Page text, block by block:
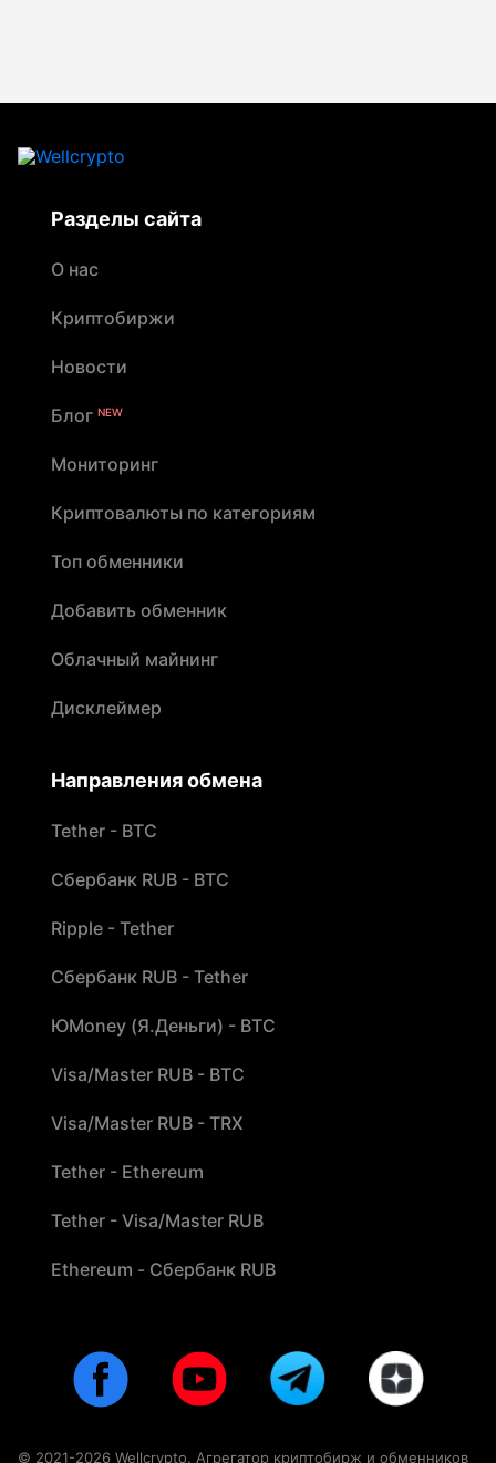
Разделы сайта
О нас
Криптобиржи
Новости
Блог NEW
Мониторинг
Криптовалюты по категориям
Топ обменники
Добавить обменник
Облачный майнинг
Дисклеймер
Направления обмена
Tether - BTC
Сбербанк RUB - BTC
Ripple - Tether
Сбербанк RUB - Tether
ЮMoney (Я.Деньги) - BTC
Visa/Master RUB - BTC
Visa/Master RUB - TRX
Tether - Ethereum
Tether - Visa/Master RUB
Ethereum - Сбербанк RUB
© 2021-2026 Wellcrypto. Агрегатор криптобирж и обменников